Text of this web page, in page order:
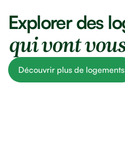
Explorer des
qui vont
Découvrir plus de logements